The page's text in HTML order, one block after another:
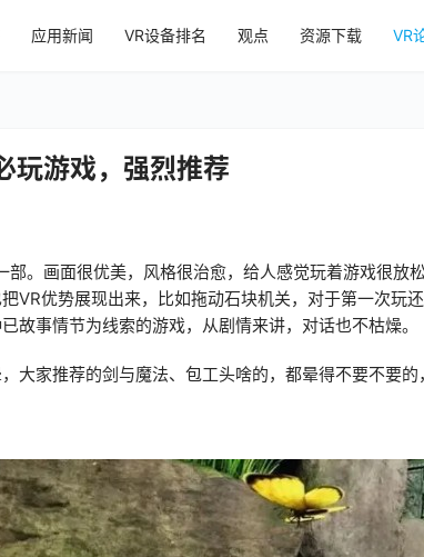
应用新闻 VR设备排名 观点 资源下载 VR
玩游戏，强烈推荐
。画面很优美，风格很治愈，给人感觉玩着游戏很放
VR优势展现出来，比如拖动石块机关，对于第一次玩
故事情节为线索的游戏，从剧情来讲，对话也不枯燥。
大家推荐的剑与魔法、包工头啥的，都晕得不要不要的